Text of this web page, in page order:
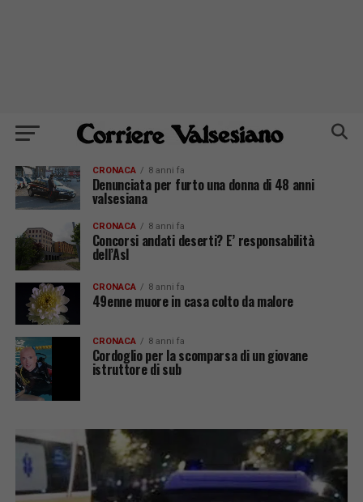
CRONACA 8 anni fa
Denunciata per furto una donna di 48 anni
valsesiana
CRONACA 8 anni fa
Concorsi andati deserti? E’ responsabilità
dell’Asl
CRONACA 8 anni fa
49enne muore in casa colto da malore
CRONACA 8 anni fa
Cordoglio per la scomparsa di un giovane
istruttore di sub